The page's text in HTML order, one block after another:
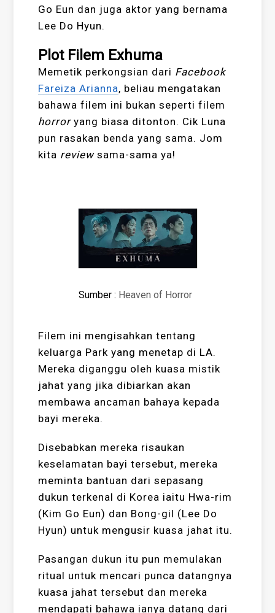
Go Eun dan juga aktor yang bernama
Lee Do Hyun.
Plot Filem Exhuma
Memetik perkongsian dari Facebook
Fareiza Arianna, beliau mengatakan
bahawa filem ini bukan seperti filem
horroryang biasa ditonton. Cik Luna
pun rasakan benda yang sama. Jom
kita reviewsama-sama ya!
Sumber : Heaven of Horror
Filem ini mengisahkan tentang
keluarga Park yang menetap di LA.
Mereka diganggu oleh kuasa mistik
jahat yang jika dibiarkan akan
membawa ancaman bahaya kepada
bayi mereka.
Disebabkan mereka risaukan
keselamatan bayi tersebut, mereka
meminta bantuan dari sepasang
dukun terkenal di Korea iaitu Hwa-rim
(Kim Go Eun) dan Bong-gil (Lee Do
Hyun) untuk mengusir kuasa jahat itu.
Pasangan dukun itu pun memulakan
ritual untuk mencari punca datangnya
kuasa jahat tersebut dan mereka
mendapati bahawa ianya datang dari